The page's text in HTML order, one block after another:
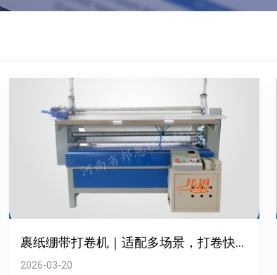
裹纸绷带打卷机｜适配多场景，打卷快速省心
2026-03-20